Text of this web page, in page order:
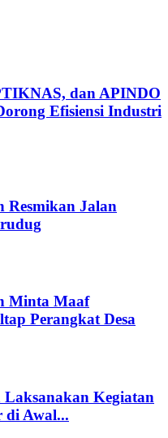
dan APINDO
Efisiensi Industri
Resmikan Jalan
Minta Maaf
Perangkat Desa
Laksanakan Kegiatan
di Awal...